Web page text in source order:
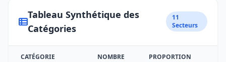
Tableau Synthétique des
Catégories
11
Secteurs
CATÉGORIE NOMBRE PROPORTION